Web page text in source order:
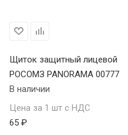
Щиток защитный лицевой
РОСОМЗ PANORAMA 00777
В наличии
Цена за 1 шт с НДС
65 ₽